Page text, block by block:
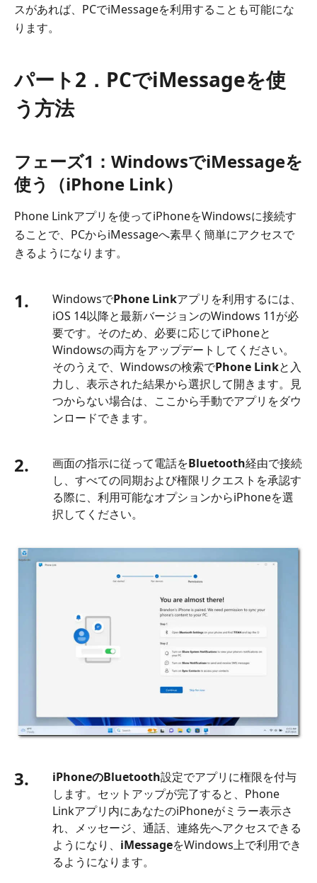
スがあれば、PCでiMessageを利用することも可能にな
ります。
パート2．PCでiMessageを使
う方法
フェーズ1：WindowsでiMessageを
使う（iPhone Link）
Phone Linkアプリを使ってiPhoneをWindowsに接続す
ることで、PCからiMessageへ素早く簡単にアクセスで
きるようになります。
1. WindowsでPhone Linkアプリを利用するには、
iOS 14以降と最新バージョンのWindows 11が必
要です。そのため、必要に応じてiPhoneと
Windowsの両方をアップデートしてください。
そのうえで、Windowsの検索でPhone Linkと入
力し、表示された結果から選択して開きます。見
つからない場合は、ここから手動でアプリをダウ
ンロードできます。
2. 画面の指示に従って電話をBluetooth経由で接続
し、すべての同期および権限リクエストを承認す
る際に、利用可能なオプションからiPhoneを選
択してください。
3. iPhoneのBluetooth設定でアプリに権限を付与
します。セットアップが完了すると、Phone
Linkアプリ内にあなたのiPhoneがミラー表示さ
れ、メッセージ、通話、連絡先へアクセスできる
ようになり、 iMessageをWindows上で利用でき
るようになります。